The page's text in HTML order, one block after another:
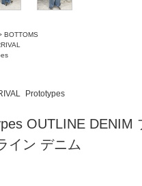
BOTTOMS
Prototypes
OUTLINE DENIM
イン デニム